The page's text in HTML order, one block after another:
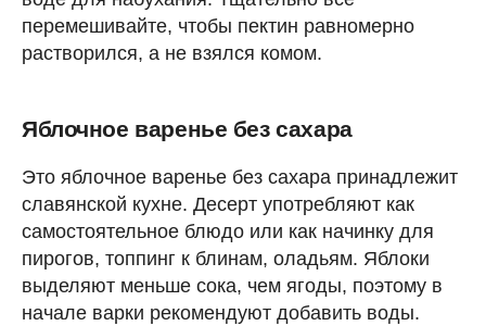
перемешивайте, чтобы пектин равномерно
растворился, а не взялся комом.
Яблочное варенье без сахара
Это яблочное варенье без сахара принадлежит
славянской кухне. Десерт употребляют как
самостоятельное блюдо или как начинку для
пирогов, топпинг к блинам, оладьям. Яблоки
выделяют меньше сока, чем ягоды, поэтому в
начале варки рекомендуют добавить воды.